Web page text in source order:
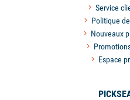
Service
Politique
Nouveaux
Espace